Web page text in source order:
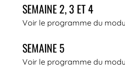
SEMAINE 2, 3 ET 4
Voir le programme du
SEMAINE 5
Voir le programme du